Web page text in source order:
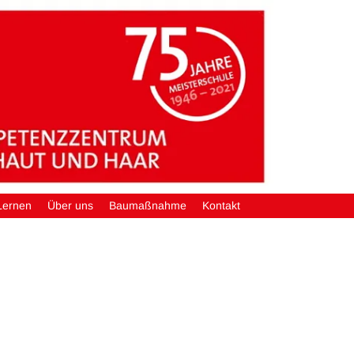
Über uns Baumaßnahme Kontakt